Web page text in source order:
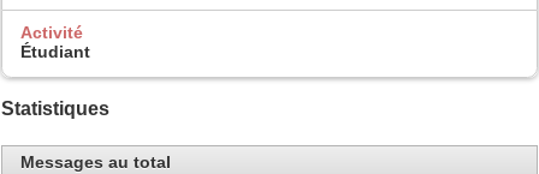
Activité
Étudiant
Statistiques
Messages au total